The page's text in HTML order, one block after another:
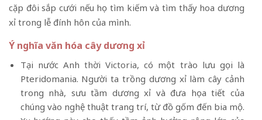
cặp đôi sắp cưới nếu họ tìm kiếm và tìm thấy hoa dương
xỉ trong lễ đính hôn của mình.
Ý nghĩa văn hóa cây dương xỉ
Tại nước Anh thời Victoria, có một trào lưu gọi là
Pteridomania. Người ta trồng dương xỉ làm cây cảnh
trong nhà, sưu tầm dương xỉ và đưa họa tiết của
chúng vào nghệ thuật trang trí, từ đồ gốm đến bia mộ.